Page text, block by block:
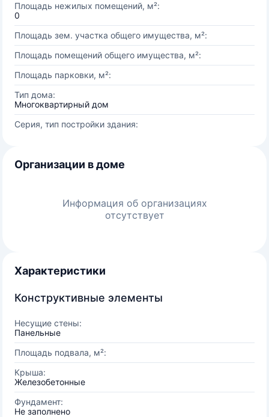
Площадь нежилых помещений, м²:
0
Площадь зем. участка общего имущества, м²:
Площадь помещений общего имущества, м²:
Площадь парковки, м²:
Тип дома:
Многоквартирный дом
Серия, тип постройки здания:
Организации в доме
Информация об организациях
отсутствует
Характеристики
Конструктивные элементы
Несущие стены:
Панельные
Площадь подвала, м²:
Крыша:
Железобетонные
Фундамент:
Не заполнено